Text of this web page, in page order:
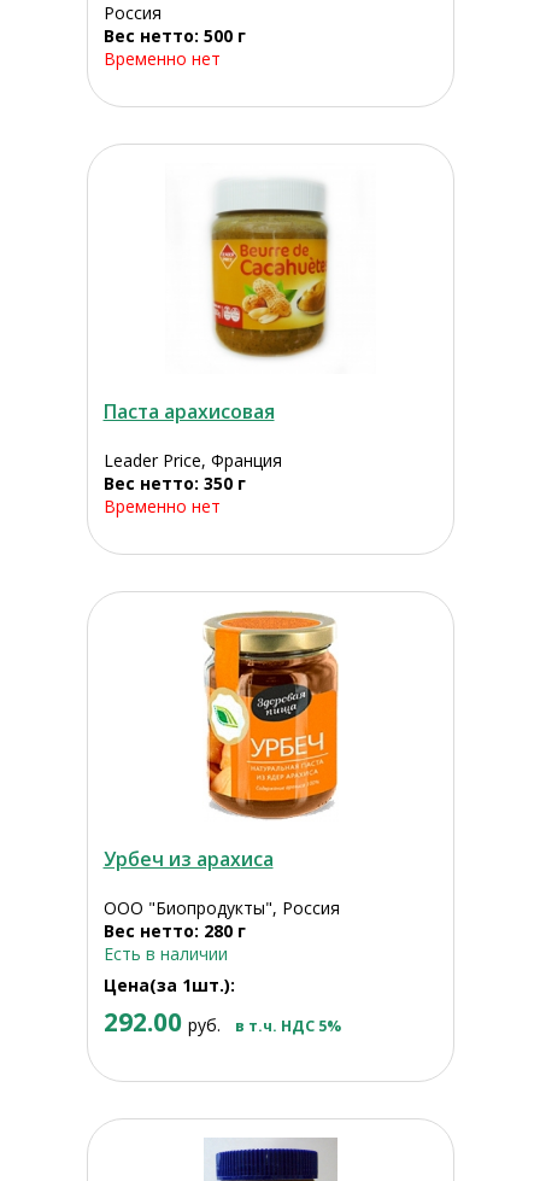
Россия
Вес нетто: 500 г
Временно нет
Паста арахисовая
Leader Price, Франция
Вес нетто: 350 г
Временно нет
Урбеч из арахиса
ООО "Биопродукты", Россия
Вес нетто: 280 г
Есть в наличии
Цена(за 1шт.):
292.00 руб. в т.ч. НДС 5%